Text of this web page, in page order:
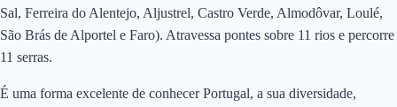
Sal, Ferreira do Alentejo, Aljustrel, Castro Verde, Almodôvar, Loulé,
São Brás de Alportel e Faro). Atravessa pontes sobre 11 rios e percorre
11 serras.
É uma forma excelente de conhecer Portugal, a sua diversidade,